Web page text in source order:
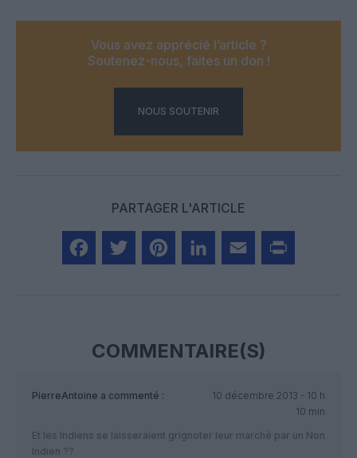
Vous avez apprécié l’article ?
Soutenez-nous, faites un don !
NOUS SOUTENIR
PARTAGER L'ARTICLE
COMMENTAIRE(S)
PierreAntoine a commenté :
10 décembre 2013 - 10 h
10 min
Et les Indiens se laisseraient grignoter leur marché par un Non
Indien ??